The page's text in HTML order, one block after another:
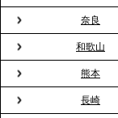
2026.3.20
NHK「ニュ
見」が紹介さ
2026.3.16
奈良
和歌山
熊本
長崎